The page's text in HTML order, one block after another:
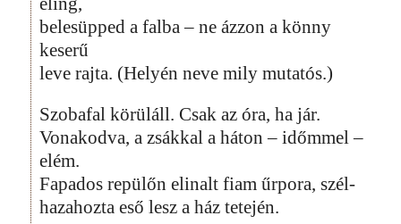
belesüpped a falba – ne ázzon a könny
keserű
leve rajta. (Helyén neve mily mutatós.)
Szobafal körüláll. Csak az óra, ha jár.
Vonakodva, a zsákkal a háton – időmmel –
elém.
Fapados repülőn elinalt fiam űrpora, szél-
hazahozta eső lesz a ház tetején.